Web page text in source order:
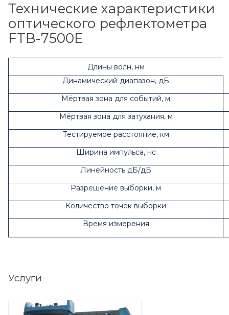
Технические характеристики
оптического рефлектометра
FTB-7500E
Длины волн, нм
Динамический диапазон, дБ
Мёртвая зона для событий, м
Мёртвая зона для затухания, м
Тестируемое расстояние, км
Ширина импульса, нс
Линейность дБ/дБ
Разрешение выборки, м
Количество точек выборки
Время измерения
Услуги